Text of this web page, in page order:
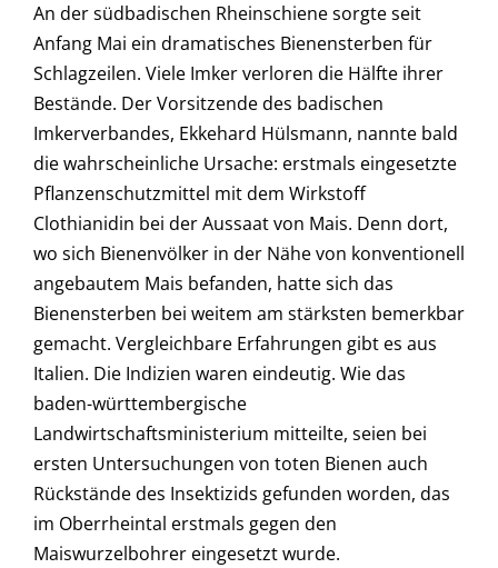
An der südbadischen Rheinschiene sorgte seit
Anfang Mai ein dramatisches Bienensterben für
Schlagzeilen. Viele Imker verloren die Hälfte ihrer
Bestände. Der Vorsitzende des badischen
Imkerverbandes, Ekkehard Hülsmann, nannte bald
die wahrscheinliche Ursache: erstmals eingesetzte
Pflanzenschutzmittel mit dem Wirkstoff
Clothianidin bei der Aussaat von Mais. Denn dort,
wo sich Bienenvölker in der Nähe von konventionell
angebautem Mais befanden, hatte sich das
Bienensterben bei weitem am stärksten bemerkbar
gemacht. Vergleichbare Erfahrungen gibt es aus
Italien. Die Indizien waren eindeutig. Wie das
baden-württembergische
Landwirtschaftsministerium mitteilte, seien bei
ersten Untersuchungen von toten Bienen auch
Rückstände des Insektizids gefunden worden, das
im Oberrheintal erstmals gegen den
Maiswurzelbohrer eingesetzt wurde.